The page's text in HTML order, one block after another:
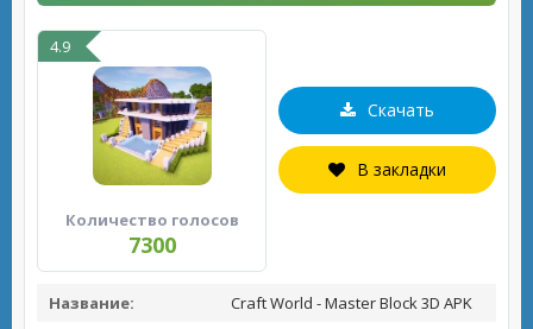
4.9
Количество голосов
7300
Скачать
В закладки
Название:
Craft World - Master Block 3D APK